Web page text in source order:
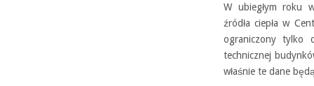
W ubiegłym roku
źródła ciepła w
ograniczony tylko
technicznej
właśnie te dane